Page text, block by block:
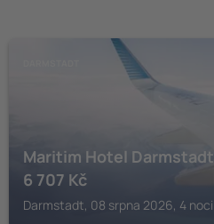
Maritim Hotel Darmstadt
6 707 Kč
Darmstadt, 08 srpna 2026, 4 noci